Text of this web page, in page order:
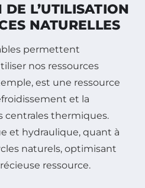
L’UTILISATION
NATURELLES
permettent
nos ressources
est une ressource
et la
centrales thermiques.
et hydraulique, quant à
naturels, optimisant
ressource.